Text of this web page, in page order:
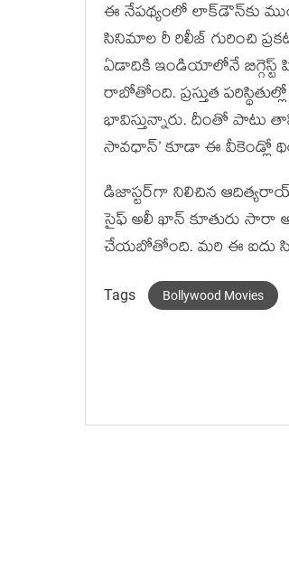
ఈ నేపథ్యంలో లాక్‌డౌన్‌కు
సినిమాల రీ రిలీజ్ గురించి
ఏడాదికి ఇండియాలోనే
రాబోతోంది. ప్రస్తుత
భావిస్తున్నారు. దీంతో పాటు
సావధాన్’ కూడా ఈ వీకెండ్లో
డిజాస్టర్‌గా నిలిచిన
సైఫ్ అలీ ఖాన్ కూతురు సారా
చేయబోతోంది. మరి ఈ ఐదు
Tags Bollywood Movies